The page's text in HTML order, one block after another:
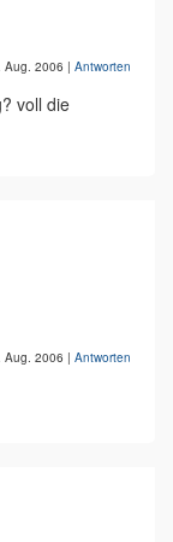
Aug. 2006 | Antworten
voll die
Aug. 2006 | Antworten